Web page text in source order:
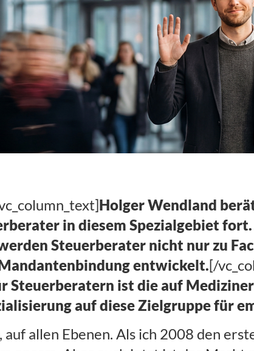
Fachberater
[Werbung]
Holger Wendland
in diesem Spezialgebiet
Steuerberater nicht nur zu
entwickelt.[/
Steuerberatern ist die auf
auf diese Zielgruppe für
auf allen Ebenen. Als ich 2008 den